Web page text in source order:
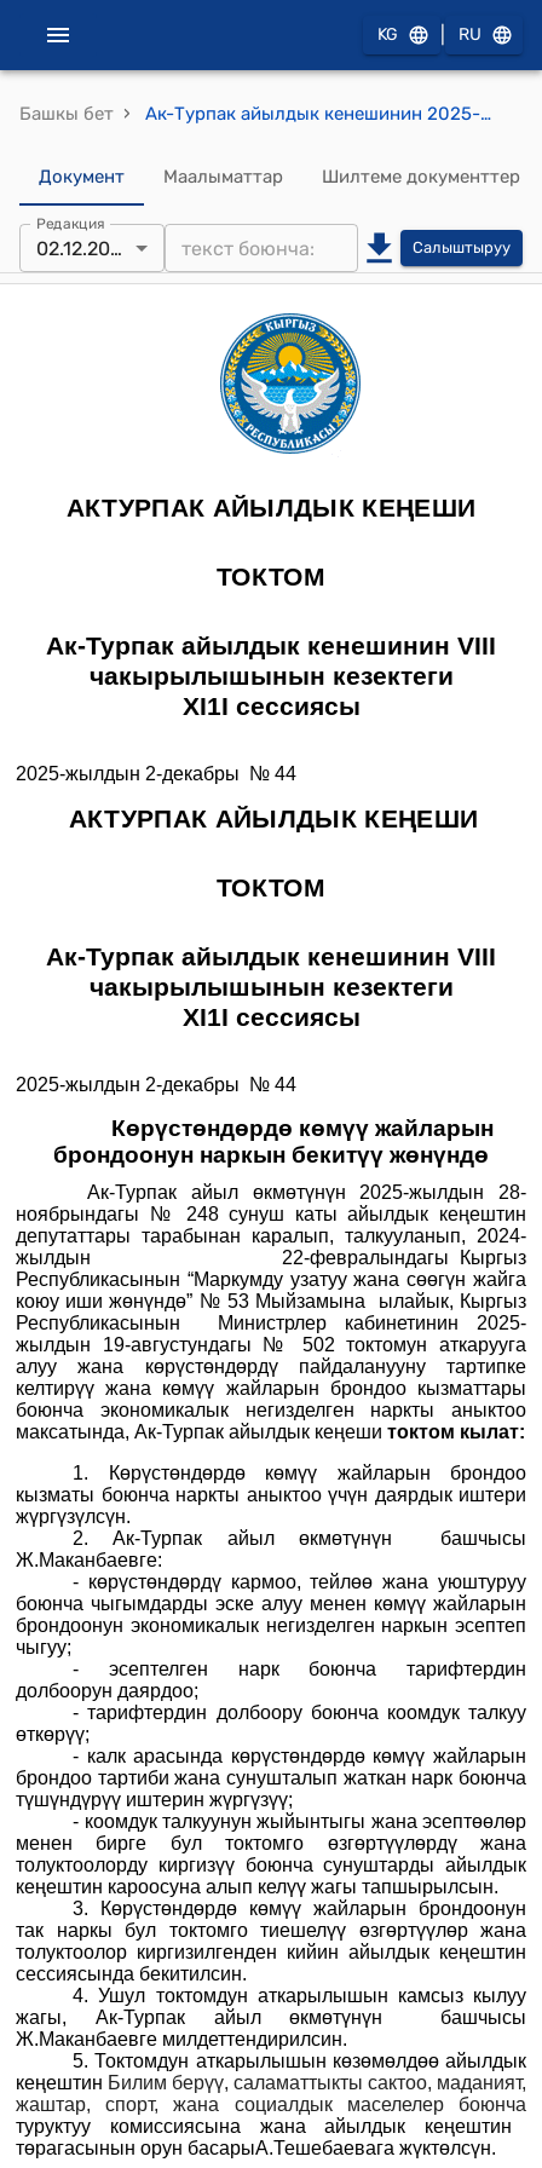
KG RU
Башкы бет › Ак-Турпак айылдык кенешинин 2025-жылдын 2-декабрындагы №44 "Көрүстөндөрдө көмүү жайларын брондоонун наркын бекитүү жөнүндө" токтому
Документ Маалыматтар Шилтеме документтер
Редакция
02.12.2025 Салыштыруу